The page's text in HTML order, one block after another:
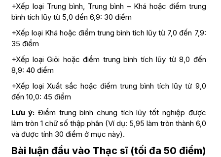
+Xếp loại Trung bình, Trung bình – Khá hoặc điểm trung
bình tích lũy từ 5,0 đến 6,9: 30 điểm
+Xếp loại Khá hoặc điểm trung bình tích lũy từ 7,0 đến 7,9:
35 điểm
+Xếp loại Giỏi hoặc điểm trung bình tích lũy từ 8,0 đến
8,9: 40 điểm
+Xếp loại Xuất sắc hoặc điểm trung bình tích lũy từ 9,0
đến 10,0: 45 điểm
Lưu ý: Điểm trung bình chung tích lũy tốt nghiệp được
làm tròn 1 chữ số thập phân (Ví dụ: 5,95 làm tròn thành 6,0
và được tính 30 điểm ở mục này).
Bài luận đầu vào Thạc sĩ (tối đa 50 điểm)